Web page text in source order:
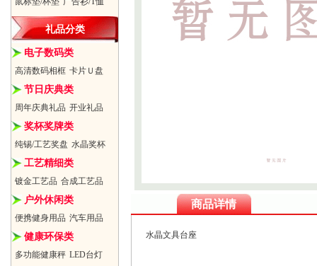
礼品分类
电子数码类
高清数码相框 卡片Ｕ盘
节日庆典类
周年庆典礼品 开业礼品
奖杯奖牌类
纯锡/工艺奖盘 水晶奖杯
工艺精细类
镀金工艺品 合成工艺品
户外休闲类
便携健身用品 汽车用品
健康环保类
多功能健康秤 LED台灯
商品详情
水晶文具台座